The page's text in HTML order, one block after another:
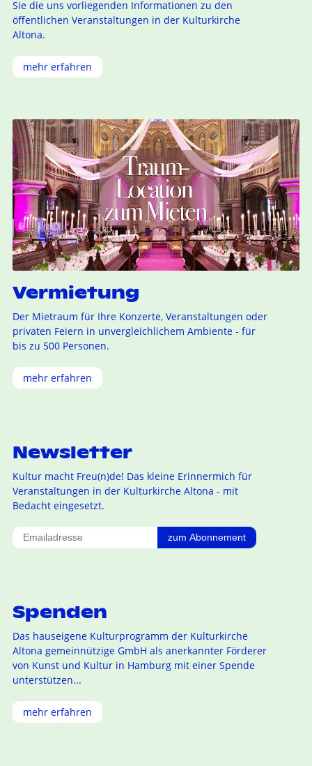
Sie die uns vorliegenden Informationen zu den
öffentlichen Veranstaltungen in der Kulturkirche
Altona.
mehr erfahren
Vermietung
Der Mietraum für Ihre Konzerte, Veranstaltungen oder
privaten Feiern in unvergleichlichem Ambiente - für
bis zu 500 Personen.
mehr erfahren
Newsletter
Kultur macht Freu(n)de! Das kleine Erinnermich für
Veranstaltungen in der Kulturkirche Altona - mit
Bedacht eingesetzt.
zum Abonnement
Spenden
Das hauseigene Kulturprogramm der Kulturkirche
Altona gemeinnützige GmbH als anerkannter Förderer
von Kunst und Kultur in Hamburg mit einer Spende
unterstützen...
mehr erfahren